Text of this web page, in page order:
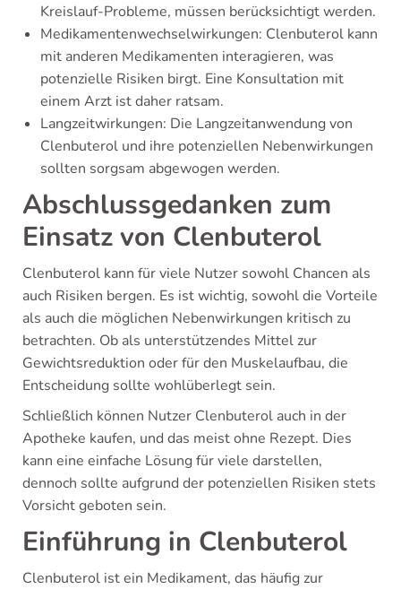
Kreislauf-Probleme, müssen berücksichtigt werden.
Medikamentenwechselwirkungen: Clenbuterol kann
mit anderen Medikamenten interagieren, was
potenzielle Risiken birgt. Eine Konsultation mit
einem Arzt ist daher ratsam.
Langzeitwirkungen: Die Langzeitanwendung von
Clenbuterol und ihre potenziellen Nebenwirkungen
sollten sorgsam abgewogen werden.
Abschlussgedanken zum
Einsatz von Clenbuterol
Clenbuterol kann für viele Nutzer sowohl Chancen als
auch Risiken bergen. Es ist wichtig, sowohl die Vorteile
als auch die möglichen Nebenwirkungen kritisch zu
betrachten. Ob als unterstützendes Mittel zur
Gewichtsreduktion oder für den Muskelaufbau, die
Entscheidung sollte wohlüberlegt sein.
Schließlich können Nutzer Clenbuterol auch in der
Apotheke kaufen, und das meist ohne Rezept. Dies
kann eine einfache Lösung für viele darstellen,
dennoch sollte aufgrund der potenziellen Risiken stets
Vorsicht geboten sein.
Einführung in Clenbuterol
Clenbuterol ist ein Medikament, das häufig zur